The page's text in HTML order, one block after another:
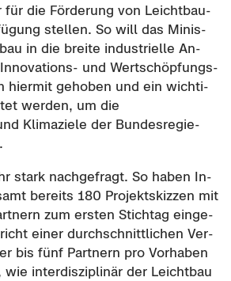
für die För­de­rung von Leicht­bau­
stel­len. So will das Mi­nis­
in die brei­te in­dus­tri­el­le An­
und Wert­schöp­fungs­
hier­mit ge­ho­ben und ein wich­ti­
wer­den, um die
Kli­ma­zie­le der Bun­des­re­gie­
stark nach­ge­fragt. So haben In­
be­reits 180 Pro­jekt­skiz­zen mit
zum ers­ten Stich­tag ein­ge­
einer durch­schnitt­li­chen Ver­
bis fünf Part­nern pro Vor­ha­ben
in­ter­dis­zi­pli­när der Leicht­bau